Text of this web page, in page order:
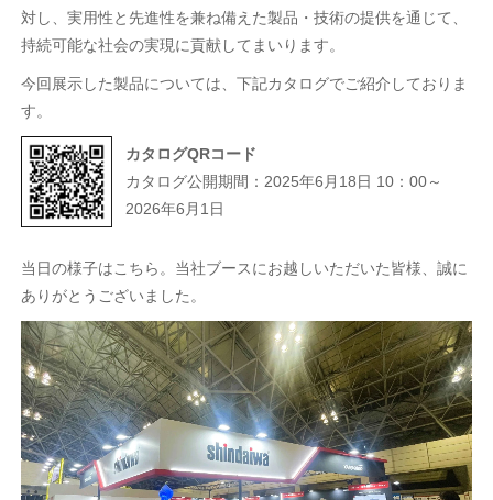
対し、実用性と先進性を兼ね備えた製品・技術の提供を通じて、
持続可能な社会の実現に貢献してまいります。
今回展示した製品については、下記カタログでご紹介しておりま
す。
カタログQRコード
カタログ公開期間：2025年6月18日 10：00～
2026年6月1日
当日の様子はこちら。当社ブースにお越しいただいた皆様、誠に
ありがとうございました。